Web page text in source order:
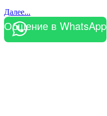
Далее...
Общение в WhatsApp